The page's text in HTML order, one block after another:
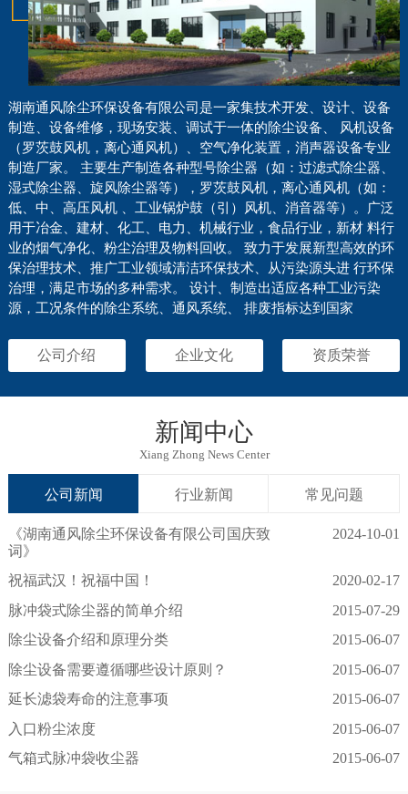
湖南通风除尘环保设备有限公司是一家集技术开发、设计、设备
制造、设备维修，现场安装、调试于一体的除尘设备、 风机设备
（罗茨鼓风机，离心通风机）、空气净化装置，消声器设备专业
制造厂家。 主要生产制造各种型号除尘器（如：过滤式除尘器、
湿式除尘器、旋风除尘器等），罗茨鼓风机，离心通风机（如：
低、中、高压风机 、工业锅炉鼓（引）风机、消音器等）。广泛
用于冶金、建材、化工、电力、机械行业，食品行业，新材 料行
业的烟气净化、粉尘治理及物料回收。 致力于发展新型高效的环
保治理技术、推广工业领域清洁环保技术、从污染源头进 行环保
治理，满足市场的多种需求。 设计、制造出适应各种工业污染
源，工况条件的除尘系统、通风系统、 排废指标达到国家
公司介绍 企业文化 资质荣誉
新闻中心
Xiang Zhong News Center
公司新闻 行业新闻 常见问题
《湖南通风除尘环保设备有限公司国庆致
词》
2024-10-01
祝福武汉！祝福中国！
2020-02-17
脉冲袋式除尘器的简单介绍
2015-07-29
除尘设备介绍和原理分类
2015-06-07
除尘设备需要遵循哪些设计原则？
2015-06-07
延长滤袋寿命的注意事项
2015-06-07
入口粉尘浓度
2015-06-07
气箱式脉冲袋收尘器
2015-06-07